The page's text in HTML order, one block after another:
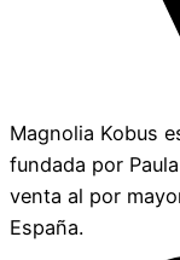
Magnolia Kobus
fundada por
venta al por
España.